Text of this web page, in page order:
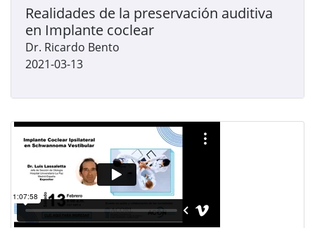
Realidades de la preservación auditiva
en Implante coclear
Dr. Ricardo Bento
2021-03-13